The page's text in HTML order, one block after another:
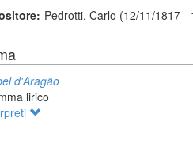
Pedrotti, Carlo (12/11/1817 -
d'Aragão
lirico